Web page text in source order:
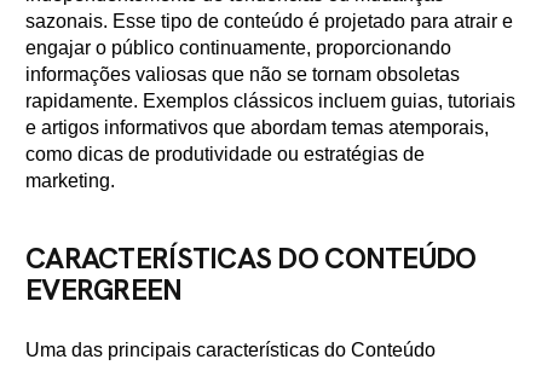
sazonais. Esse tipo de conteúdo é projetado para atrair e
engajar o público continuamente, proporcionando
informações valiosas que não se tornam obsoletas
rapidamente. Exemplos clássicos incluem guias, tutoriais
e artigos informativos que abordam temas atemporais,
como dicas de produtividade ou estratégias de
marketing.
CARACTERÍSTICAS DO CONTEÚDO
EVERGREEN
Uma das principais características do Conteúdo